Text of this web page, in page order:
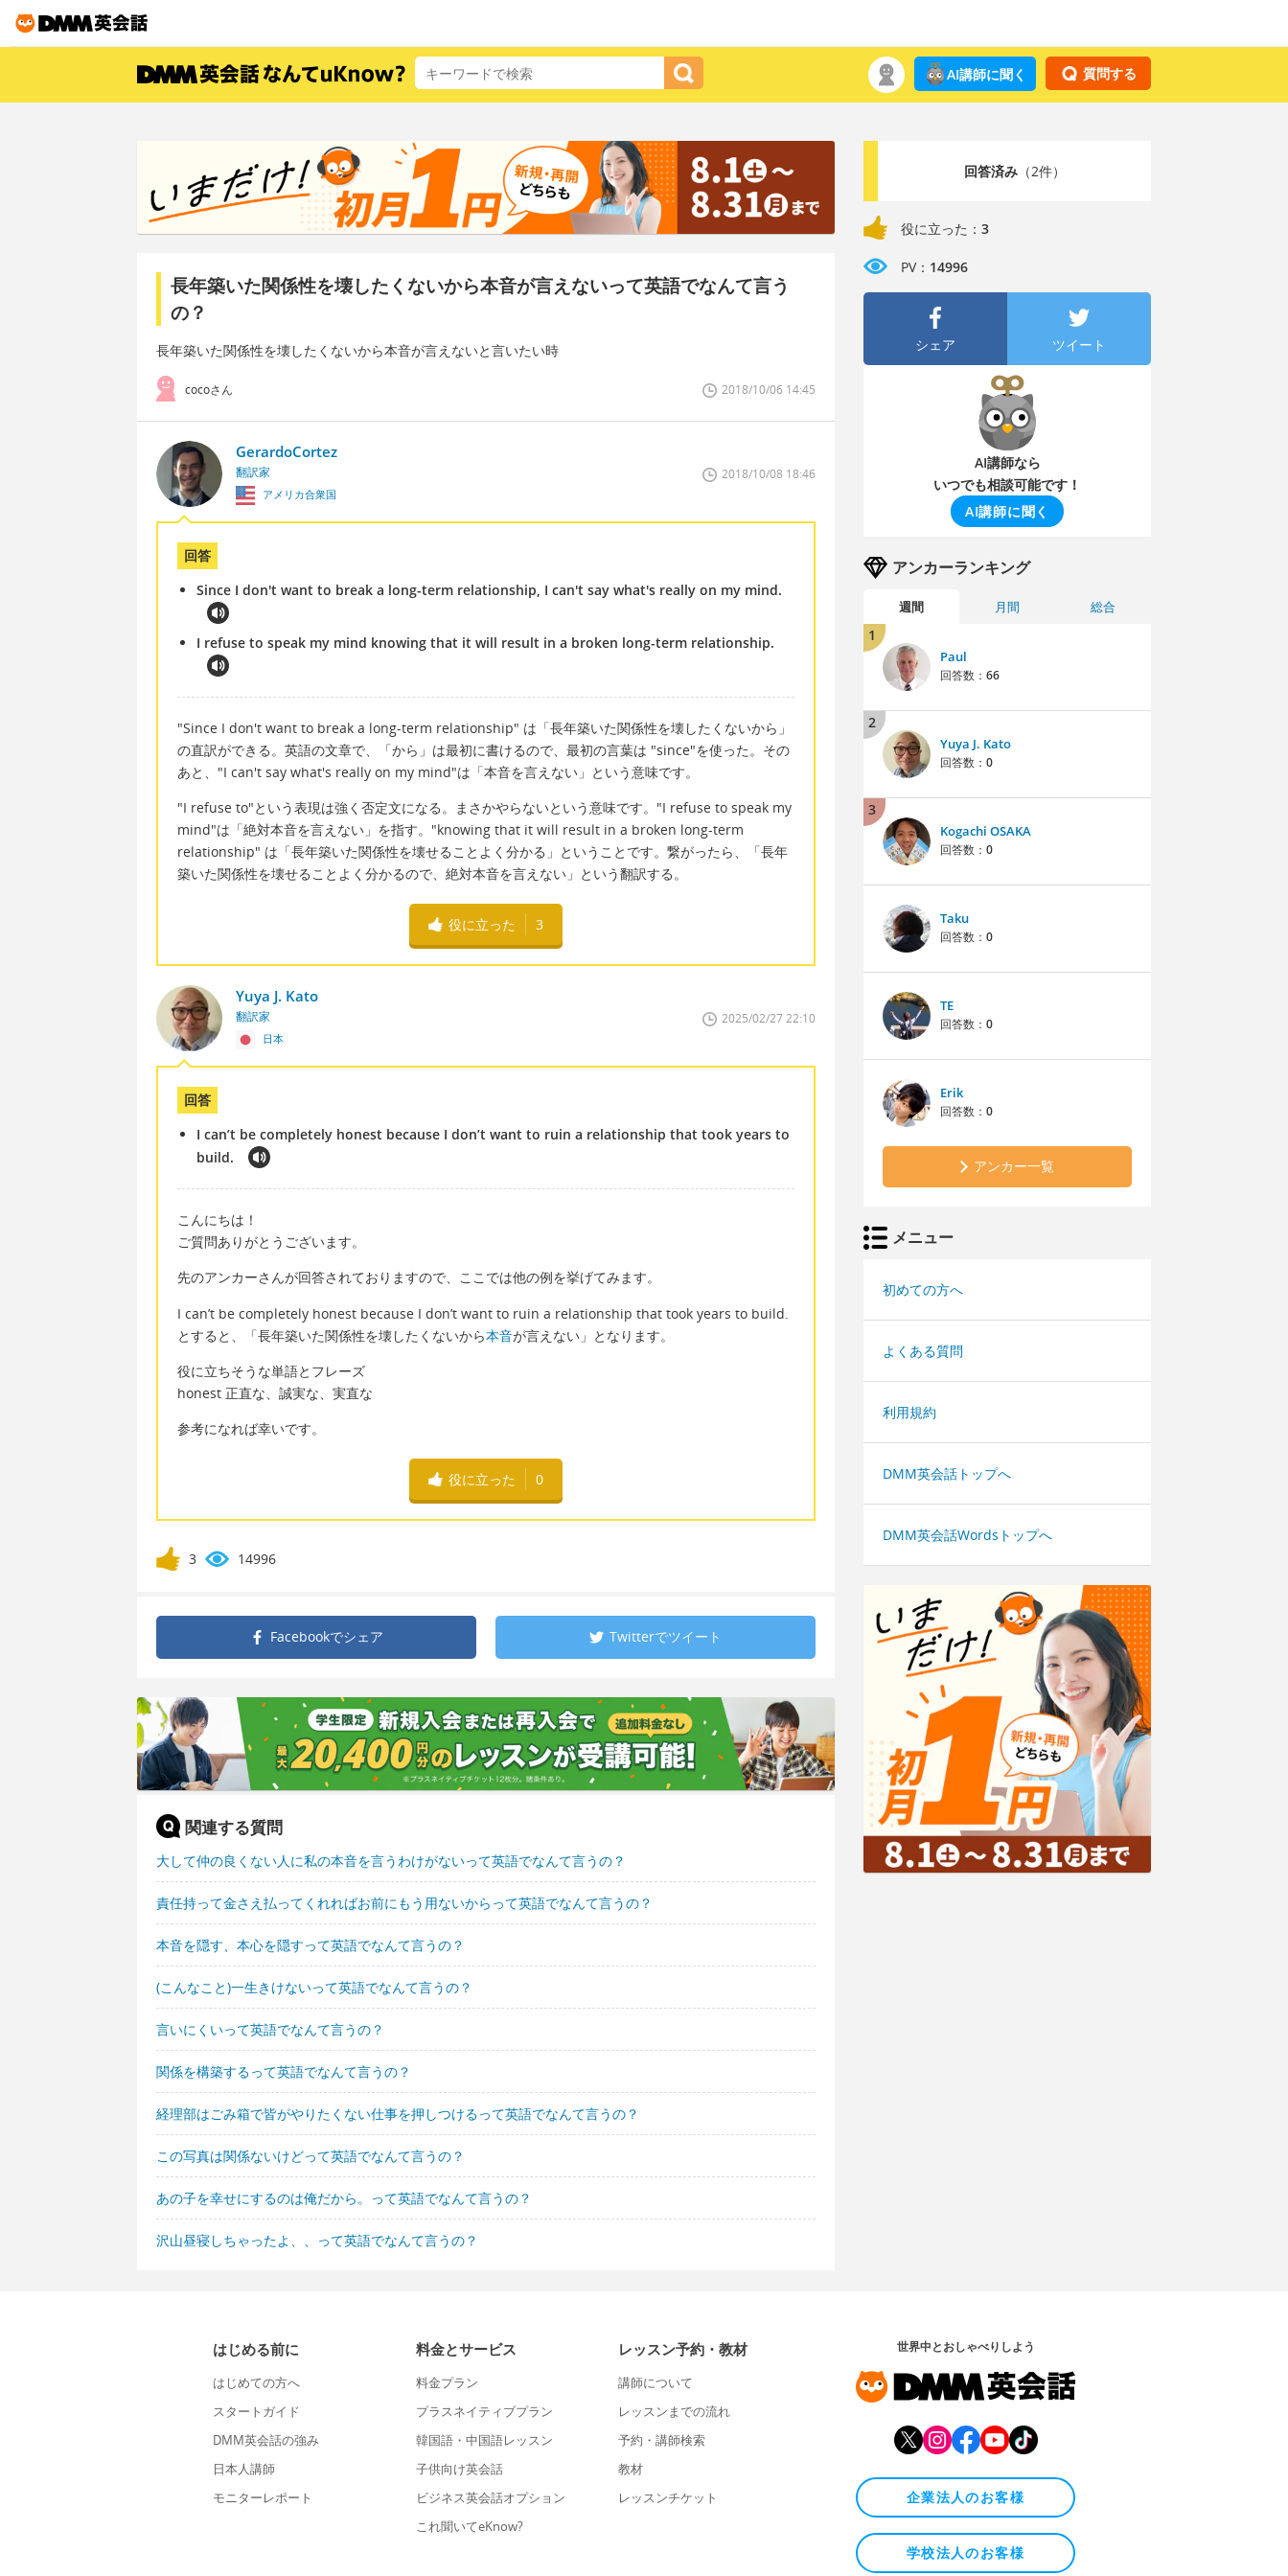
質問する
AI講師に聞く
長年築いた関係性を壊したくないから本音が言えないって英語でなんて言う
の？
長年築いた関係性を壊したくないから本音が言えないと言いたい時
cocoさん 2018/10/06 14:45
GerardoCortez
翻訳家
アメリカ合衆国
2018/10/08 18:46
回答
Since I don't want to break a long-term relationship, I can't say what's really on my mind.
I refuse to speak my mind knowing that it will result in a broken long-term relationship.
"Since I don't want to break a long-term relationship" は「長年築いた関係性を壊したくないから」
の直訳ができる。英語の文章で、「から」は最初に書けるので、最初の言葉は "since"を使った。その
あと、"I can't say what's really on my mind"は「本音を言えない」という意味です。
"I refuse to"という表現は強く否定文になる。まさかやらないという意味です。"I refuse to speak my
mind"は「絶対本音を言えない」を指す。"knowing that it will result in a broken long-term
relationship" は「長年築いた関係性を壊せることよく分かる」ということです。繋がったら、「長年
築いた関係性を壊せることよく分かるので、絶対本音を言えない」という翻訳する。
役に立った 3
Yuya J. Kato
翻訳家
日本
2025/02/27 22:10
回答
I can’t be completely honest because I don’t want to ruin a relationship that took years to
build.
こんにちは！
ご質問ありがとうございます。
先のアンカーさんが回答されておりますので、ここでは他の例を挙げてみます。
I can’t be completely honest because I don’t want to ruin a relationship that took years to build.
とすると、「長年築いた関係性を壊したくないから本音が言えない」となります。
役に立ちそうな単語とフレーズ
honest 正直な、誠実な、実直な
参考になれば幸いです。
役に立った 0
3 14996
Facebookでシェア Twitterでツイート
関連する質問
大して仲の良くない人に私の本音を言うわけがないって英語でなんて言うの？
責任持って金さえ払ってくれればお前にもう用ないからって英語でなんて言うの？
本音を隠す、本心を隠すって英語でなんて言うの？
(こんなこと)一生きけないって英語でなんて言うの？
言いにくいって英語でなんて言うの？
関係を構築するって英語でなんて言うの？
経理部はごみ箱で皆がやりたくない仕事を押しつけるって英語でなんて言うの？
この写真は関係ないけどって英語でなんて言うの？
あの子を幸せにするのは俺だから。って英語でなんて言うの？
沢山昼寝しちゃったよ、、って英語でなんて言うの？
回答済み（2件）
役に立った： 3
PV： 14996
シェア ツイート
AI講師なら
いつでも相談可能です！
AI講師に聞く
アンカーランキング
週間 月間 総合
1
Paul
回答数： 66
2
Yuya J. Kato
回答数： 0
3
Kogachi OSAKA
回答数： 0
Taku
回答数： 0
TE
回答数： 0
Erik
回答数： 0
アンカー一覧
メニュー
初めての方へ
よくある質問
利用規約
DMM英会話トップへ
DMM英会話Wordsトップへ
はじめる前に
はじめての方へ
スタートガイド
DMM英会話の強み
日本人講師
モニターレポート
料金とサービス
料金プラン
プラスネイティブプラン
韓国語・中国語レッスン
子供向け英会話
ビジネス英会話オプション
これ聞いてeKnow?
レッスン予約・教材
講師について
レッスンまでの流れ
予約・講師検索
教材
レッスンチケット
世界中とおしゃべりしよう
企業法人のお客様
学校法人のお客様